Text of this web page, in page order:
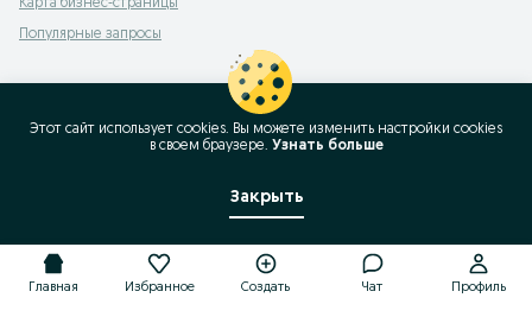
Карта бизнес-страницы
Популярные запросы
Главная Избранное Создать Чат Профиль
Этот сайт использует cookies. Вы можете изменить настройки cookies
в своeм браузере. Узнать больше
Закрыть